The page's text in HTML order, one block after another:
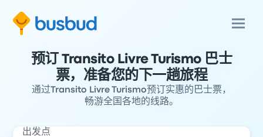
预订 Transito Livre Turismo 巴士
票，准备您的下一趟旅程
通过Transito Livre Turismo预订实惠的巴士票，
畅游全国各地的线路。
出发点